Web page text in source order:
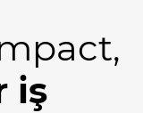
iş